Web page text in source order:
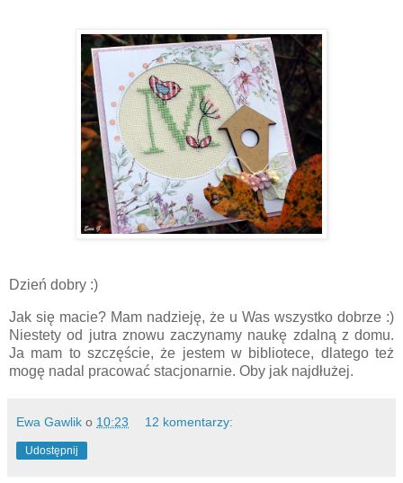
Dzień dobry :)
Jak się macie? Mam nadzieję, że u Was wszystko dobrze :)
Niestety od jutra znowu zaczynamy naukę zdalną z domu.
Ja mam to szczęście, że jestem w bibliotece, dlatego też
mogę nadal pracować stacjonarnie. Oby jak najdłużej.
Ewa Gawlik o 10:23 12 komentarzy:
Udostępnij